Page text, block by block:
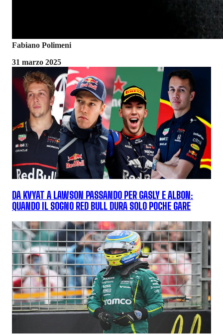
Fabiano Polimeni
31 marzo 2025
DA KVYAT A LAWSON PASSANDO PER GASLY E ALBON:
QUANDO IL SOGNO RED BULL DURA SOLO POCHE GARE